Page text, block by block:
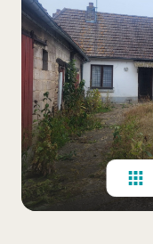
Contact